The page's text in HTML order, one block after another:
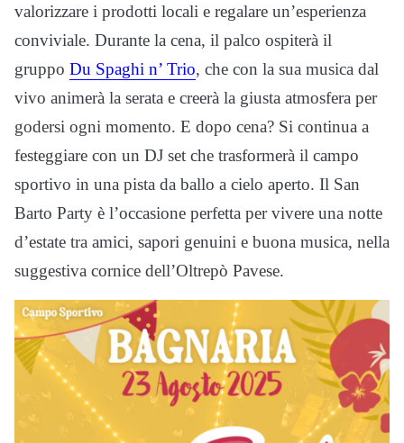
valorizzare i prodotti locali e regalare un’esperienza
conviviale. Durante la cena, il palco ospiterà il
gruppo Du Spaghi n’ Trio, che con la sua musica dal
vivo animerà la serata e creerà la giusta atmosfera per
godersi ogni momento. E dopo cena? Si continua a
festeggiare con un DJ set che trasformerà il campo
sportivo in una pista da ballo a cielo aperto. Il San
Barto Party è l’occasione perfetta per vivere una notte
d’estate tra amici, sapori genuini e buona musica, nella
suggestiva cornice dell’Oltrepò Pavese.